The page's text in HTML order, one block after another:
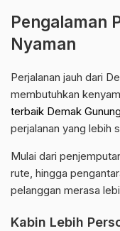
Pengalaman
Nyaman
Perjalanan jauh dari
membutuhkan
terbaik Demak
perjalanan yang lebih
Mulai dari
rute, hingga
pelanggan merasa
Kabin Lebih